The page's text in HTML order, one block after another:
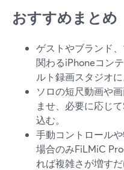
おすすめまとめ
ゲストやブランド
関わるiPhoneコン
ルト録画スタジオに
ソロの短尺動画や
ませ、必要に応じ
込む。
手動コントロール
場合のみFiLMiC
れば複雑さが増すだ